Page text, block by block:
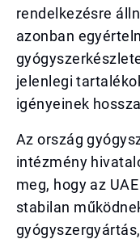
rendelkezésre
azonban
jelenlegi
igényeinek
Az ország
intézmény
meg, hogy az
stabilan